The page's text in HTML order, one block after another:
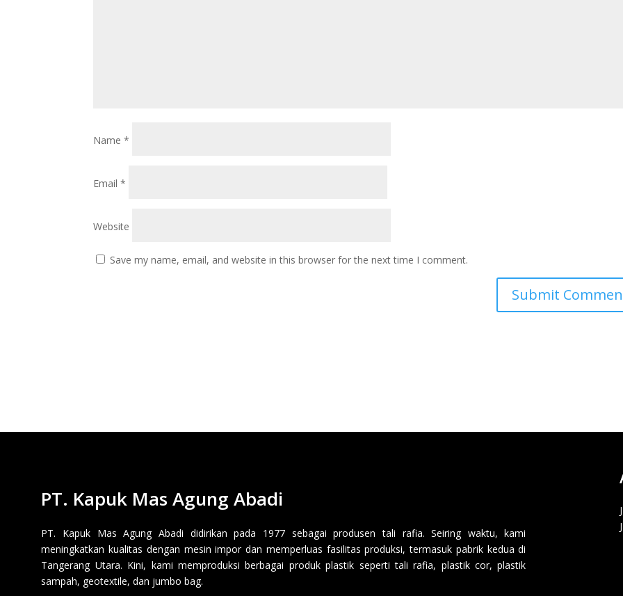
Name*
Email*
Website
Save my name, email, and website in this browser for the next time I comment.
PT. Kapuk Mas Agung Abadi
PT. Kapuk Mas Agung Abadi didirikan pada 1977 sebagai produsen tali rafia. Seiring waktu, kami
meningkatkan kualitas dengan mesin impor dan memperluas fasilitas produksi, termasuk pabrik kedua di
Tangerang Utara. Kini, kami memproduksi berbagai produk plastik seperti tali rafia, plastik cor, plastik
sampah, geotextile, dan jumbo bag.